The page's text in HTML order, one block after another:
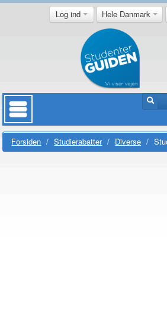
Log ind Hele Danmark
Forsiden / Studierabatter / Diverse /